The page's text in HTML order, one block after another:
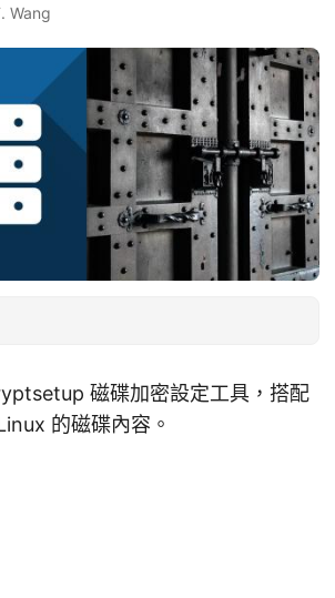
Wang
磁碟加密設定工具，搭配
的磁碟內容。